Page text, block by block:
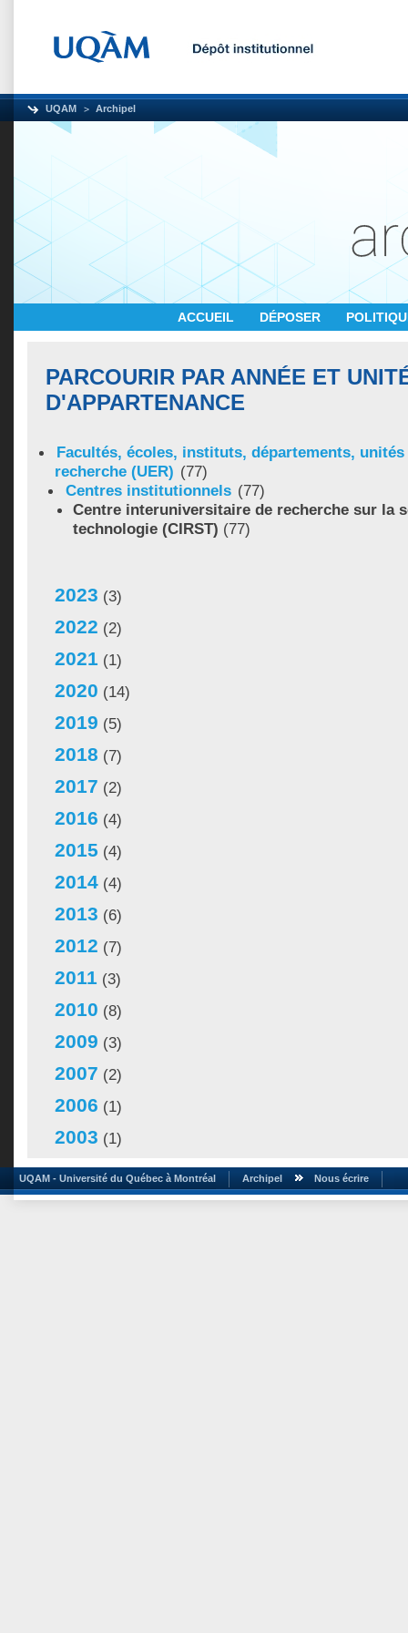
UQAM Archipel
ACCUEIL DÉPOSER
PARCOURIR PAR ANNÉE ET
D'APPARTENANCE
Facultés, écoles, instituts, départements,
recherche (UER) (77)
Centres institutionnels (77)
Centre interuniversitaire de recherche sur la
technologie (CIRST) (77)
2023 (3)
2022 (2)
2021 (1)
2020 (14)
2019 (5)
2018 (7)
2017 (2)
2016 (4)
2015 (4)
2014 (4)
2013 (6)
2012 (7)
2011 (3)
2010 (8)
2009 (3)
2007 (2)
2006 (1)
2003 (1)
UQAM - Université du Québec à Montréal Archipel Nous écrire